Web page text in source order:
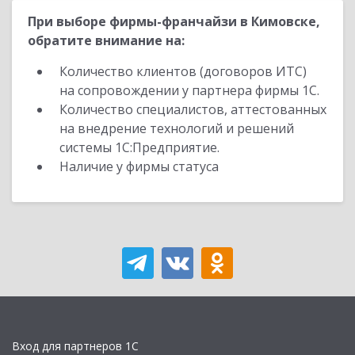
При выборе фирмы-франчайзи в Кимовске,
обратите внимание на:
Количество клиентов (договоров ИТС)
на сопровождении у партнера фирмы 1С.
Количество специалистов, аттестованных
на внедрение технологий и решений
системы 1С:Предприятие.
Наличие у фирмы статуса
Вход для партнеров 1С